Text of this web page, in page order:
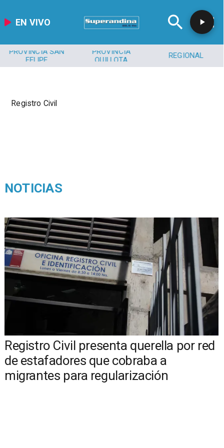
EN VIVO
PROVINCIA SAN
FELIPE
PROVINCIA
QUILLOTA
REGIONAL
Registro Civil
NOTICIAS
Registro Civil presenta querella por red
de estafadores que cobraba a
migrantes para regularización